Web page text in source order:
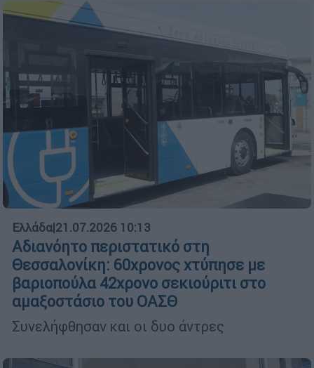
Ελλάδα|21.07.2026 10:13
Αδιανόητο περιστατικό στη
Θεσσαλονίκη: 60χρονος χτύπησε με
βαριοπούλα 42χρονο σεκιούριτι στο
αμαξοστάσιο του ΟΑΣΘ
Συνελήφθησαν και οι δυο άντρες